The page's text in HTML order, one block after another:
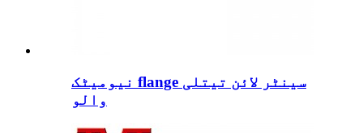
نیومیٹک flange سینٹر لائن تیتلی
والو